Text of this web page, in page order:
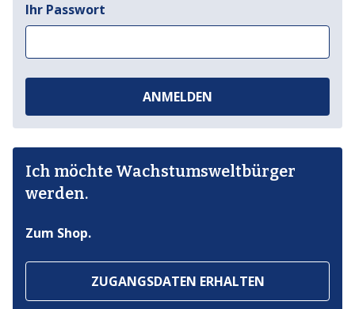
Ihr Passwort
ANMELDEN
Ich möchte Wachstumsweltbürger
werden.
Zum Shop.
ZUGANGSDATEN ERHALTEN